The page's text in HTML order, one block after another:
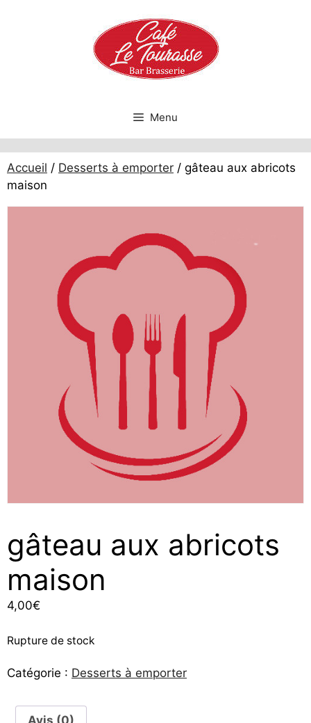
Menu
Accueil / Desserts à emporter / gâteau aux abricots
maison
gâteau aux abricots
maison
4,00€
Rupture de stock
Catégorie : Desserts à emporter